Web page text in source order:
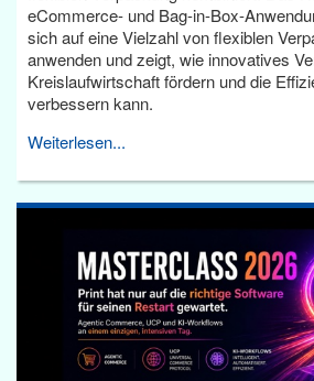
eCommerce- und Bag-in-Box-
sich auf eine Vielzahl von flexiblen
anwenden und zeigt, wie innovatives
Kreislaufwirtschaft fördern und die
verbessern kann.
Weiterlesen...